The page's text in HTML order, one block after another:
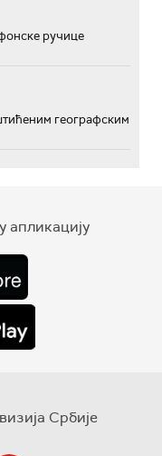
ручице
географским
Србије